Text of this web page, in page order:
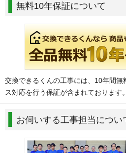
無料10年保証について
交換できるくんの工事には、10年間無
ス対応を行う保証が含まれております。
お伺いする工事担当につい